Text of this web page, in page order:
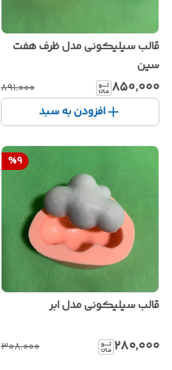
قالب سیلیکونی مدل ظرف هفت
سین
۸۵۰٬۰۰۰ ۸۹۱٬۰۰۰
افزودن به سبد
%9
قالب سیلیکونی مدل ابر
۲۸۰٬۰۰۰ ۳۰۸٬۰۰۰